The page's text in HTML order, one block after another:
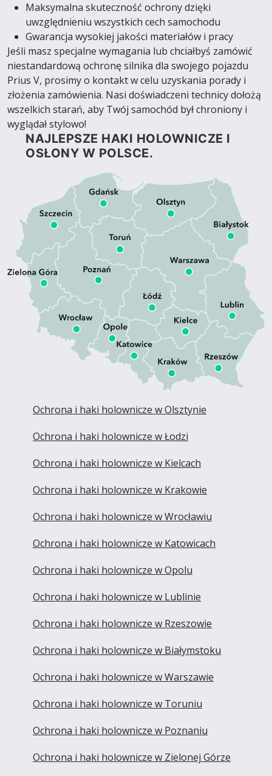
Maksymalna skuteczność ochrony dzięki
uwzględnieniu wszystkich cech samochodu
Gwarancja wysokiej jakości materiałów i pracy
Jeśli masz specjalne wymagania lub chciałbyś zamówić
niestandardową ochronę silnika dla swojego pojazdu
Prius V, prosimy o kontakt w celu uzyskania porady i
złożenia zamówienia. Nasi doświadczeni technicy dołożą
wszelkich starań, aby Twój samochód był chroniony i
wyglądał stylowo!
NAJLEPSZE HAKI HOLOWNICZE I
OSŁONY W POLSCE.
Ochrona i haki holownicze w Olsztynie
Ochrona i haki holownicze w Łodzi
Ochrona i haki holownicze w Kielcach
Ochrona i haki holownicze w Krakowie
Ochrona i haki holownicze w Wrocławiu
Ochrona i haki holownicze w Katowicach
Ochrona i haki holownicze w Opolu
Ochrona i haki holownicze w Lublinie
Ochrona i haki holownicze w Rzeszowie
Ochrona i haki holownicze w Białymstoku
Ochrona i haki holownicze w Warszawie
Ochrona i haki holownicze w Toruniu
Ochrona i haki holownicze w Poznaniu
Ochrona i haki holownicze w Zielonej Górze